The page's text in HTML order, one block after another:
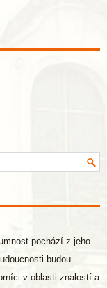
pochází z jeho
budou
v oblasti znalostí a